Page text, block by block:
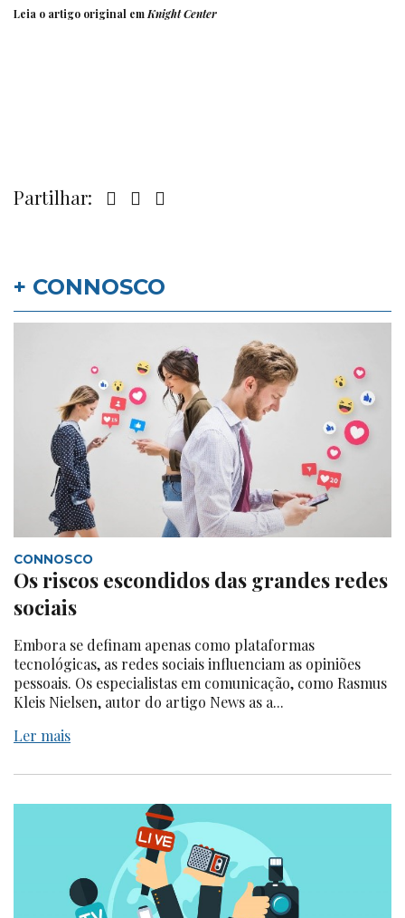
Leia o artigo original emKnight Center
Partilhar:
+ CONNOSCO
CONNOSCO
Os riscos escondidos das grandes redes
sociais
Embora se definam apenas como plataformas
tecnológicas, as redes sociais influenciam as opiniões
pessoais. Os especialistas em comunicação, como Rasmus
Kleis Nielsen, autor do artigo News as a...
Ler mais